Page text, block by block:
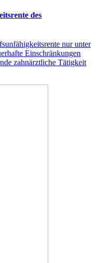
des
nur unter
Einschränkungen
zahnärztliche Tätigkeit